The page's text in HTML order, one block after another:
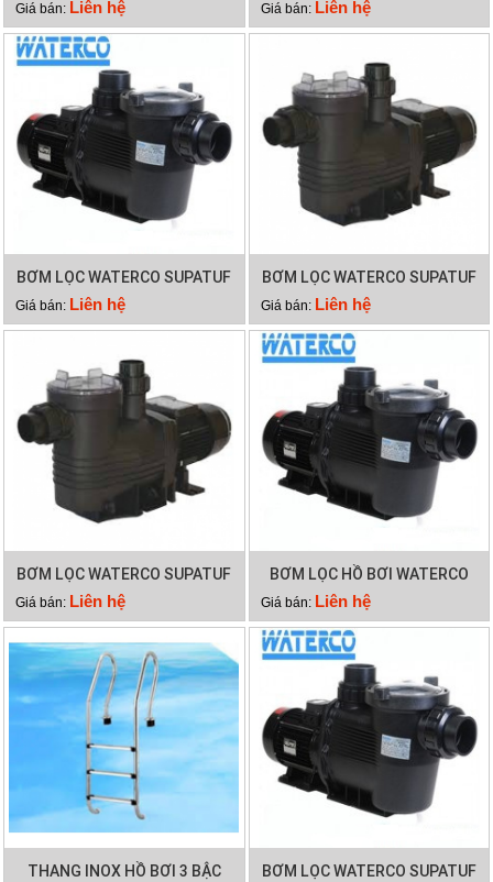
Giá bán: Liên hệ Giá bán: Liên hệ
BƠM LỌC WATERCO SUPATUF
250
Giá bán: Liên hệ
BƠM LỌC WATERCO SUPATUF
200
Giá bán: Liên hệ
BƠM LỌC WATERCO SUPATUF
150
Giá bán: Liên hệ
BƠM LỌC HỒ BƠI WATERCO
SUPATUF
Giá bán: Liên hệ
THANG INOX HỒ BƠI 3 BẬC
BƠM LỌC WATERCO SUPATUF